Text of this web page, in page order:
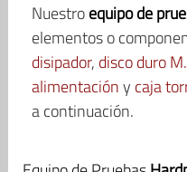
Nuestroequipo de
elementos o
disipador, disco duro
alimentacióny caja
a continuación.